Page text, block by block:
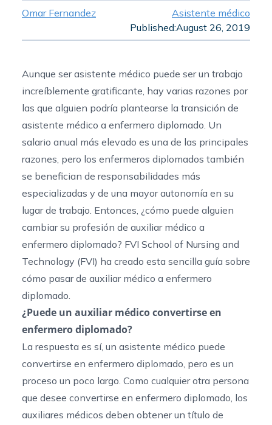
Omar Fernandez
Asistente médico
Published:August 26, 2019
Aunque ser asistente médico puede ser un trabajo
increíblemente gratificante, hay varias razones por
las que alguien podría plantearse la transición de
asistente médico a enfermero diplomado. Un
salario anual más elevado es una de las principales
razones, pero los enfermeros diplomados también
se benefician de responsabilidades más
especializadas y de una mayor autonomía en su
lugar de trabajo. Entonces, ¿cómo puede alguien
cambiar su profesión de auxiliar médico a
enfermero diplomado? FVI School of Nursing and
Technology (FVI) ha creado esta sencilla guía sobre
cómo pasar de auxiliar médico a enfermero
diplomado.
¿Puede un auxiliar médico convertirse en
enfermero diplomado?
La respuesta es sí, un asistente médico puede
convertirse en enfermero diplomado, pero es un
proceso un poco largo. Como cualquier otra persona
que desee convertirse en enfermero diplomado, los
auxiliares médicos deben obtener un título de